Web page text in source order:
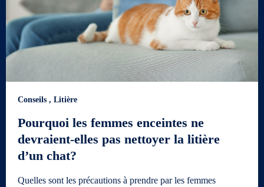
Conseils , Litière
Pourquoi les femmes enceintes ne
devraient-elles pas nettoyer la litière
d’un chat?
Quelles sont les précautions à prendre par les femmes